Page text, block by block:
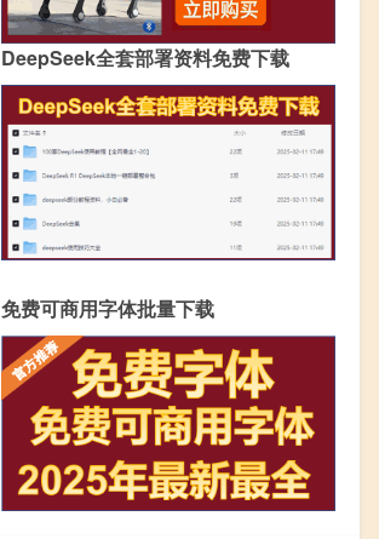
DeepSeek全套部署资料免费下载
免费可商用字体批量下载